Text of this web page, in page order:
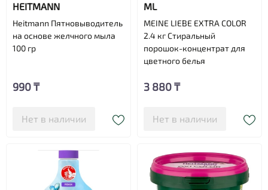
HEITMANN
Heitmann Пятновыводитель
на основе желчного мыла
100 гр
990 ₸
Нет в наличии
ML
MEINE LIEBE EXTRA COLOR
2.4 кг Стиральный
порошок-концентрат для
цветного белья
3 880 ₸
Нет в наличии